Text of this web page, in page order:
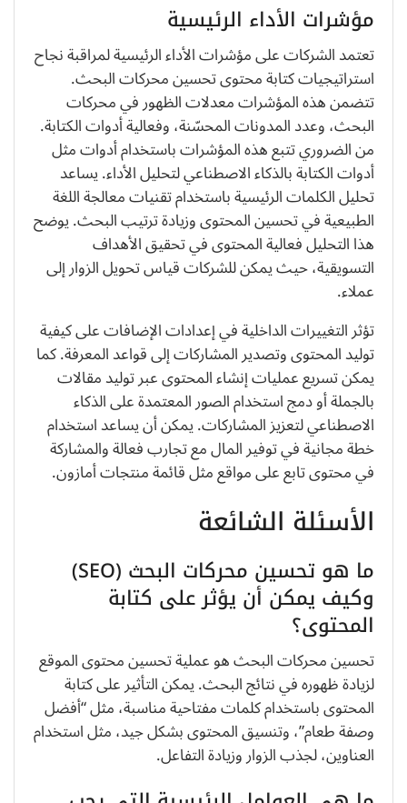
مؤشرات الأداء الرئيسية
تعتمد الشركات على مؤشرات الأداء الرئيسية لمراقبة نجاح
استراتيجيات كتابة محتوى تحسين محركات البحث.
تتضمن هذه المؤشرات معدلات الظهور في محركات
البحث، وعدد المدونات المحسّنة، وفعالية أدوات الكتابة.
من الضروري تتبع هذه المؤشرات باستخدام أدوات مثل
أدوات الكتابة بالذكاء الاصطناعي لتحليل الأداء. يساعد
تحليل الكلمات الرئيسية باستخدام تقنيات معالجة اللغة
الطبيعية في تحسين المحتوى وزيادة ترتيب البحث. يوضح
هذا التحليل فعالية المحتوى في تحقيق الأهداف
التسويقية، حيث يمكن للشركات قياس تحويل الزوار إلى
عملاء.
تؤثر التغييرات الداخلية في إعدادات الإضافات على كيفية
توليد المحتوى وتصدير المشاركات إلى قواعد المعرفة. كما
يمكن تسريع عمليات إنشاء المحتوى عبر توليد مقالات
بالجملة أو دمج استخدام الصور المعتمدة على الذكاء
الاصطناعي لتعزيز المشاركات. يمكن أن يساعد استخدام
خطة مجانية في توفير المال مع تجارب فعالة والمشاركة
في محتوى تابع على مواقع مثل قائمة منتجات أمازون.
الأسئلة الشائعة
ما هو تحسين محركات البحث (SEO)
وكيف يمكن أن يؤثر على كتابة
المحتوى؟
تحسين محركات البحث هو عملية تحسين محتوى الموقع
لزيادة ظهوره في نتائج البحث. يمكن التأثير على كتابة
المحتوى باستخدام كلمات مفتاحية مناسبة، مثل “أفضل
وصفة طعام”، وتنسيق المحتوى بشكل جيد، مثل استخدام
العناوين، لجذب الزوار وزيادة التفاعل.